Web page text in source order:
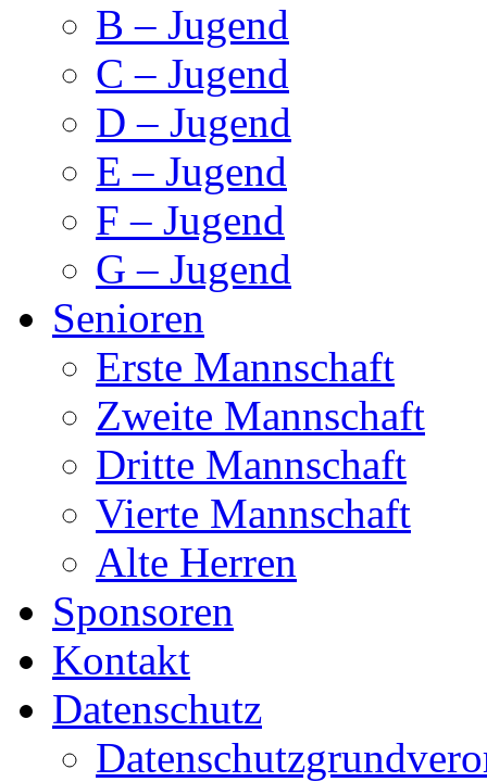
B – Jugend
C – Jugend
D – Jugend
E – Jugend
F – Jugend
G – Jugend
Senioren
Erste Mannschaft
Zweite Mannschaft
Dritte Mannschaft
Vierte Mannschaft
Alte Herren
Sponsoren
Kontakt
Datenschutz